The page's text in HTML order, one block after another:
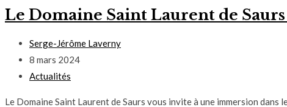
Le Domaine Saint Laurent de
Serge-Jérôme Laverny
8 mars 2024
Actualités
Le Domaine Saint Laurent de Saurs vous invite à une immersion